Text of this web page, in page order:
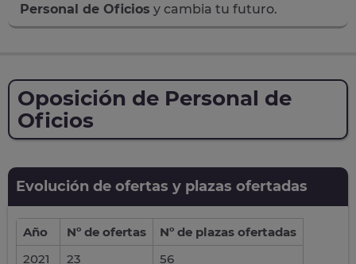
Personal de Oficios y cambia tu futuro.
Oposición de Personal de
Oficios
Evolución de ofertas y plazas ofertadas
Año Nº de ofertas
Nº de plazas ofertadas
2021
23
56